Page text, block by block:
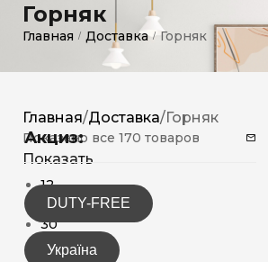
Горняк
Главная / Доставка / Горняк
Акциз:
DUTY-FREE
Україна
Главная/Доставка/Горняк
Показано все 170 товаров
Показать
12
15
30